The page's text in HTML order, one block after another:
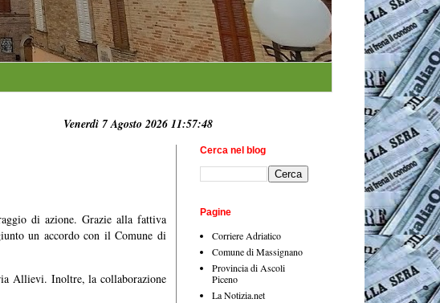
Venerdì 7 Agosto 2026 11:57:50
di azione. Grazie alla fattiva
un accordo con il Comune di
Allievi. Inoltre, la collaborazione
Cerca nel blog
Pagine
Corriere Adriatico
Comune di Massignano
Provincia di Ascoli
Piceno
La Notizia.net